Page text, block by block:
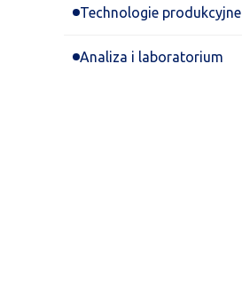
Technologie produkcyjne
Analiza i laboratorium